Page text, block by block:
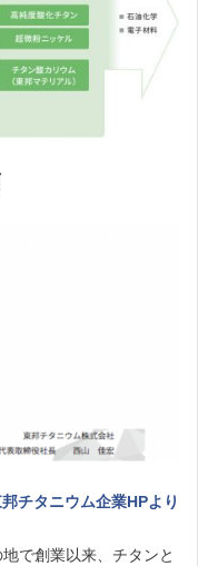
チタニウム企業HPより
で創業以来、チタンと